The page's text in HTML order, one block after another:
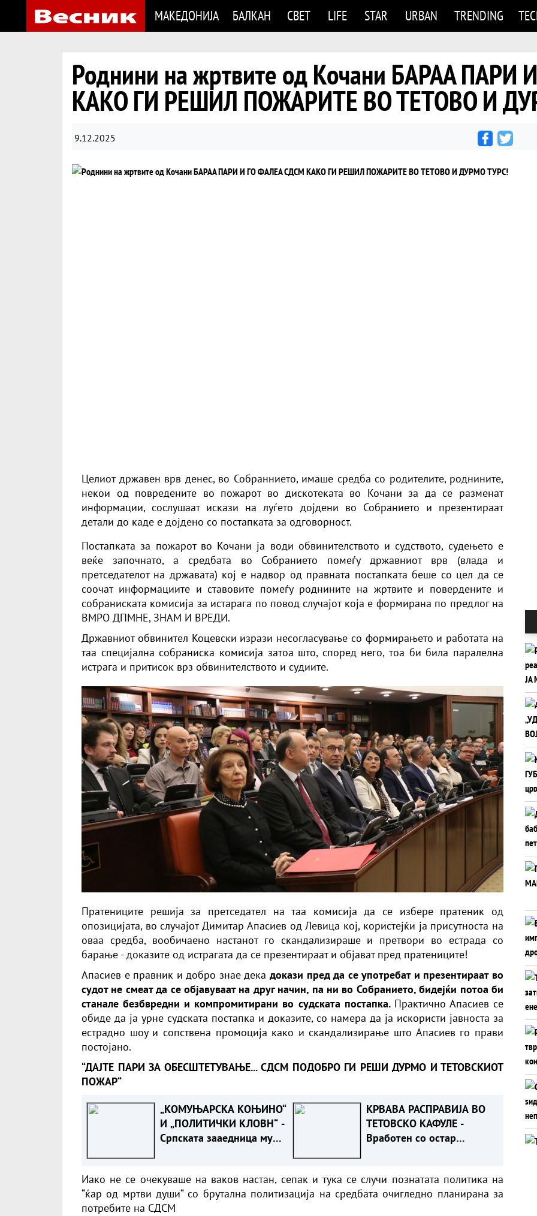
МАКЕДОНИЈА БАЛКАН СВЕТ LIFE STAR URBAN TRENDING
Роднини на жртвите од Кочани БАРАА
КАКО ГИ РЕШИЛ ПОЖАРИТЕ ВО ТЕТОВО И
9.12.2025
Целиот државен врв денес, во Собраннието, имаше средба со родителите, роднините,
некои од повредените во пожарот во дискотеката во Кочани за да се разменат
информации, сослушаат искази на луѓето дојдени во Собранието и презентираат
детали до каде е дојдено со постапката за одговорност.
Постапката за пожарот во Кочани ја води обвинителството и судството, судењето е
веќе започнато, а средбата во Собранието помеѓу државниот врв (влада и
претседателот на државата) кој е надвор од правната постапката беше со цел да се
соочат информациите и ставовите помеѓу роднините на жртвите и повердените и
собраниската комисија за истарага по повод случајот која е формирана по предлог на
ВМРО ДПМНЕ, ЗНАМ И ВРЕДИ.
Државниот обвинител Коцевски изрази несогласување со формирањето и работата на
таа специјална собраниска комисија затоа што, според него, тоа би била паралелна
истрага и притисок врз обвинителството и судиите.
Пратениците решија за претседател на таа комисија да се избере пратеник од
опозицијата, во случајот Димитар Апасиев од Левица кој, користејќи ја присутноста на
оваа средба, вообичаено настанот го скандализираше и претвори во естрада со
барање - доказите од истрагата да се презентираат и објават пред пратениците!
Апасиев е правник и добро знае дека докази пред да се употребат и презентираат во
судот не смеат да се објавуваат на друг начин, па ни во Собранието, бидејќи потоа би
станале безбвредни и компромитирани во судската постапка. Практично Апасиев се
обиде да ја урне судската постапка и доказите, со намера да ја искористи јавноста за
естрадно шоу и сопствена промоција како и скандализирање што Апасиев го прави
постојано.
“ДАЈТЕ ПАРИ ЗА ОБЕСШТЕТУВАЊЕ... СДСМ ПОДОБРО ГИ РЕШИ ДУРМО И ТЕТОВСКИОТ
ПОЖАР“
„КОМУЊАРСКА КОЊИНО“
И „ПОЛИТИЧКИ КЛОВН“ -
Српската зааедница му
Стоилковиќ“
КРВАВА РАСПРАВИЈА ВО
ТЕТОВСКО КАФУЛЕ -
Вработен со остар
Иако не се очекуваше на ваков настан, сепак и тука се случи познатата политика на
“ќар од мртви души“ со брутална политизација на средбата очигледно планирана за
потребите на СДСМ